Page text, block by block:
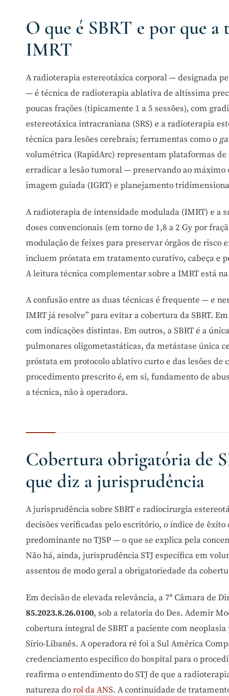
O que é SBRT e por que
IMRT
A radioterapia estereotáxica corporal — designada
— é técnica de radioterapia ablativa de altíssima
poucas frações (tipicamente 1 a 5 sessões), com
estereotáxica intracraniana (SRS) e a radioterapia
técnica para lesões cerebrais; ferramentas como o
volumétrica (RapidArc) representam plataformas
erradicar a lesão tumoral — preservando ao
imagem guiada (IGRT) e planejamento
A radioterapia de intensidade modulada (IMRT) e a
doses convencionais (em torno de 1,8 a 2 Gy por
modulação de feixes para preservar órgãos de
incluem próstata em tratamento curativo, cabeça e
A leitura técnica complementar sobre a IMRT está na
A confusão entre as duas técnicas é frequente — e
IMRT já resolve” para evitar a cobertura da SBRT.
com indicações distintas. Em outros, a SBRT é a
pulmonares oligometastáticas, da metástase única
próstata em protocolo ablativo curto e das lesões
procedimento prescrito é, em si, fundamento de
a técnica, não à operadora.
Cobertura obrigatória de
que diz a jurisprudência
A jurisprudência sobre SBRT e radiocirurgia
decisões verificadas pelo escritório, o índice de
predominante no TJSP — o que se explica pela
Não há, ainda, jurisprudência STJ específica em
assentou de modo geral a obrigatoriedade da
Em decisão de elevada relevância, a 7ª Câmara de
85.2023.8.26.0100, sob a relatoria do Des. Ademir
cobertura integral de SBRT a paciente com
Sírio-Libanês. A operadora ré foi a Sul América
credenciamento específico do hospital para o
reafirma o entendimento do STJ de que a
natureza dorol da ANS. A continuidade de